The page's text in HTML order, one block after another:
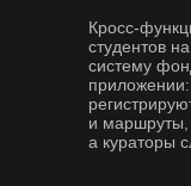
Кросс-
студентов
систему
и маршруты,
а кураторы